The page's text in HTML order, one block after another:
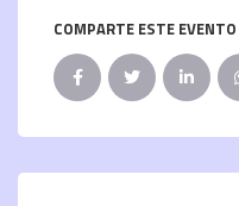
COMPARTE ESTE EVENTO